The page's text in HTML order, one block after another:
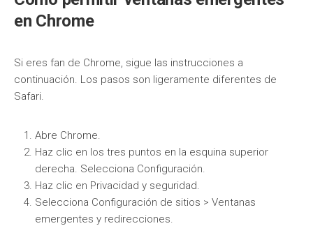
en Chrome
Si eres fan de Chrome, sigue las instrucciones a
continuación. Los pasos son ligeramente diferentes de
Safari.
Abre Chrome.
Haz clic en los tres puntos en la esquina superior
derecha. Selecciona Configuración.
Haz clic en Privacidad y seguridad.
Selecciona Configuración de sitios > Ventanas
emergentes y redirecciones.